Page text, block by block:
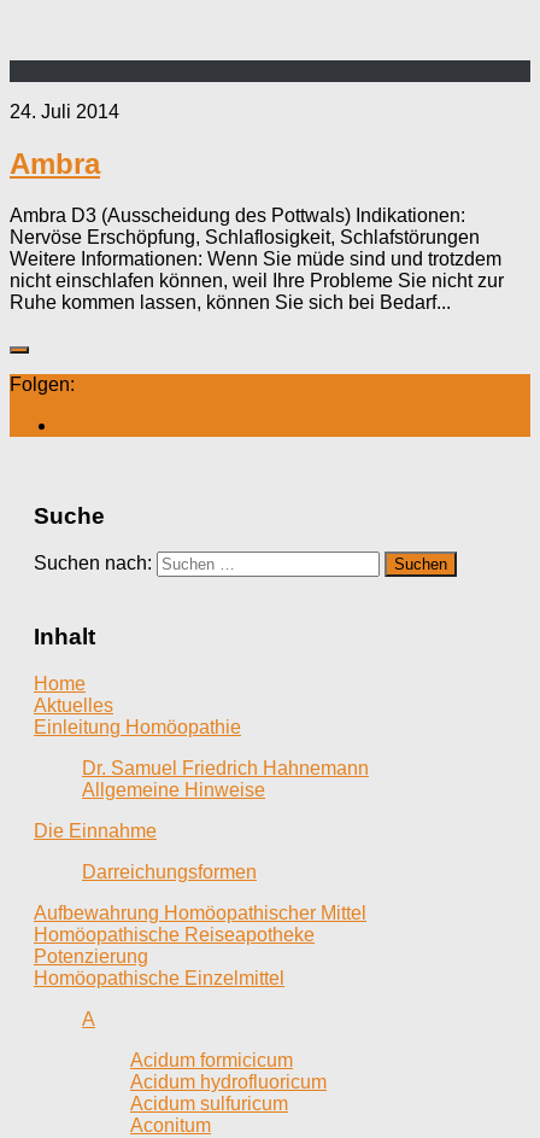
24. Juli 2014
Ambra
Ambra D3 (Ausscheidung des Pottwals) Indikationen:
Nervöse Erschöpfung, Schlaflosigkeit, Schlafstörungen
Weitere Informationen: Wenn Sie müde sind und trotzdem
nicht einschlafen können, weil Ihre Probleme Sie nicht zur
Ruhe kommen lassen, können Sie sich bei Bedarf...
Folgen:
Suche
Suchen nach:
Inhalt
Home
Aktuelles
Einleitung Homöopathie
Dr. Samuel Friedrich Hahnemann
Allgemeine Hinweise
Die Einnahme
Darreichungsformen
Aufbewahrung Homöopathischer Mittel
Homöopathische Reiseapotheke
Potenzierung
Homöopathische Einzelmittel
A
Acidum formicicum
Acidum hydrofluoricum
Acidum sulfuricum
Aconitum